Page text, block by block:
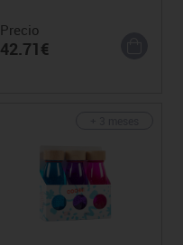
Precio
42.71€